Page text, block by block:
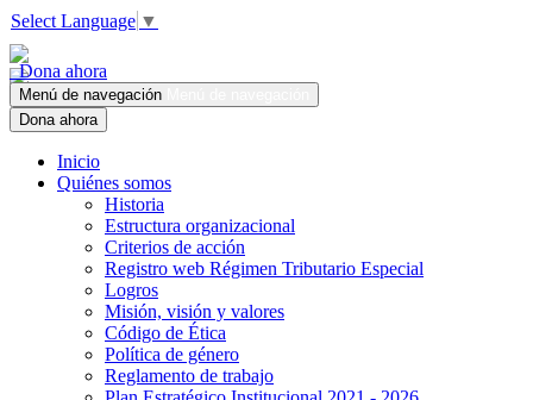
Select Language ▼
Dona ahora
Menú de navegación
Dona ahora
Inicio
Quiénes somos
Historia
Estructura organizacional
Criterios de acción
Registro web Régimen Tributario Especial
Logros
Misión, visión y valores
Código de Ética
Política de género
Reglamento de trabajo